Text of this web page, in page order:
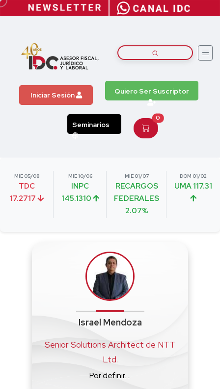
Iniciar Sesión Quiero Ser Suscriptor
Seminarios
0
MIE 05/08
TDC
17.2717
MIE 10/06
INPC
145.1310
MIE 01/07
RECARGOS
FEDERALES
2.07%
DOM 01/02
UMA 117.31
Israel Mendoza
Senior Solutions Architect de NTT
Ltd.
Por definir....